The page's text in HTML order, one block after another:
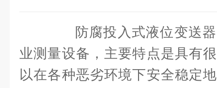
防腐投入式液位变送器
业测量设备，主要特点是具有
以在各种恶劣环境下安全稳定